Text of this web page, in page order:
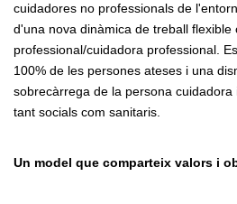
cuidadores no professionals de
d'una nova dinàmica de treball flexible
professional/cuidadora professional.
100% de les persones ateses i una
sobrecàrrega de la persona
tant socials com sanitaris.
Un model que comparteix valors i